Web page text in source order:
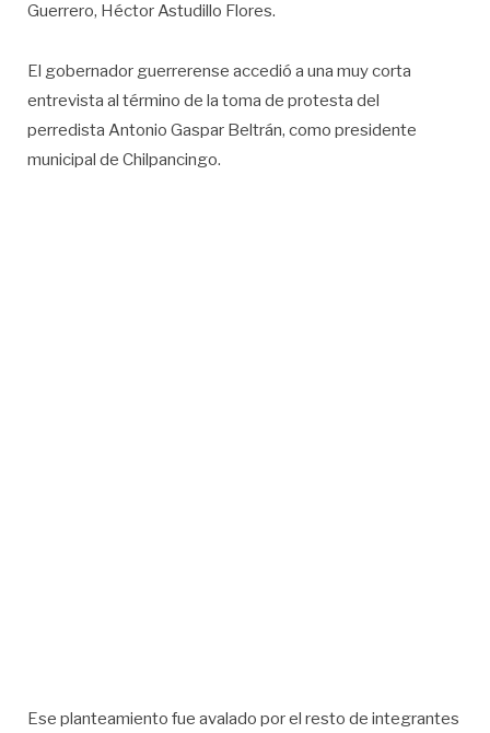
Guerrero, Héctor Astudillo Flores.
El gobernador guerrerense accedió a una muy corta
entrevista al término de la toma de protesta del
perredista Antonio Gaspar Beltrán, como presidente
municipal de Chilpancingo.
Ese planteamiento fue avalado por el resto de integrantes